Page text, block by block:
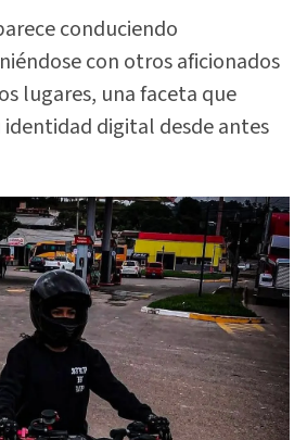
conduciendo
con otros aficionados
lugares, una faceta que
digital desde antes